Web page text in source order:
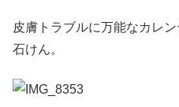
皮膚トラブルに万能なカレ
石けん。